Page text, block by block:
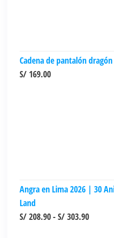
Cadena de pantalón dragón
S/ 169.00
Angra en Lima 2026 | 30
Land
S/ 208.90- S/ 303.90Rango